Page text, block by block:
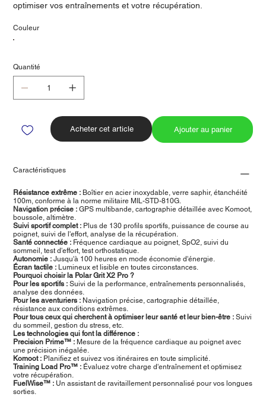
optimiser vos entraînements et votre récupération.
Couleur
Quantité
Ajouter au panier
Acheter cet article
Caractéristiques
Résistance extrême : Boîtier en acier inoxydable, verre saphir, étanchéité
100m, conforme à la norme militaire MIL-STD-810G.
Navigation précise : GPS multibande, cartographie détaillée avec Komoot,
boussole, altimètre.
Suivi sportif complet : Plus de 130 profils sportifs, puissance de course au
poignet, suivi de l'effort, analyse de la récupération.
Santé connectée : Fréquence cardiaque au poignet, SpO2, suivi du
sommeil, test d'effort, test orthostatique.
Autonomie : Jusqu'à 100 heures en mode économie d'énergie.
Écran tactile : Lumineux et lisible en toutes circonstances.
Pourquoi choisir la Polar Grit X2 Pro ?
Pour les sportifs : Suivi de la performance, entraînements personnalisés,
analyse des données.
Pour les aventuriers : Navigation précise, cartographie détaillée,
résistance aux conditions extrêmes.
Pour tous ceux qui cherchent à optimiser leur santé et leur bien-être : Suivi
du sommeil, gestion du stress, etc.
Les technologies qui font la différence :
Precision Prime™ : Mesure de la fréquence cardiaque au poignet avec
une précision inégalée.
Komoot : Planifiez et suivez vos itinéraires en toute simplicité.
Training Load Pro™ : Évaluez votre charge d'entraînement et optimisez
votre récupération.
FuelWise™ : Un assistant de ravitaillement personnalisé pour vos longues
sorties.